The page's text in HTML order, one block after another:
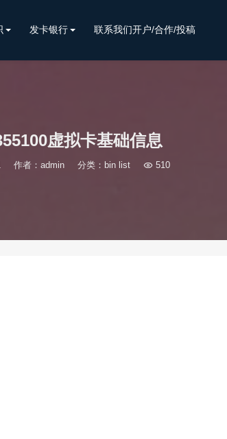
发卡银行 联系我们开户/合作/投稿
虚拟卡基础信息
作者：admin 分类： bin list 510